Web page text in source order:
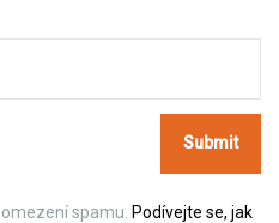
spamu. Podívejte se, jak